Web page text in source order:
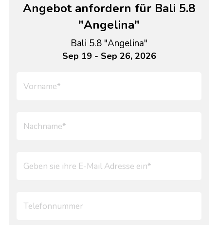
Angebot anfordern für Bali 5.8
"Angelina"
Bali 5.8 "Angelina"
Sep 19 - Sep 26, 2026